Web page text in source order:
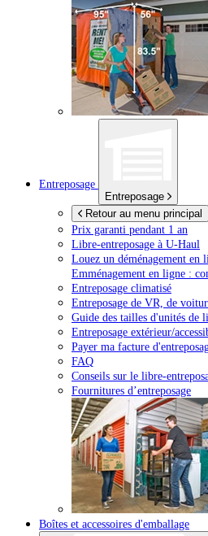
Entreposage
Entreposage
Retour au menu principal
Prix garanti pendant 1 an
Libre-entreposage à U-Haul
Louez un déménagement en
Emménagement en ligne :
Entreposage climatisé
Entreposage de VR, de
Guide des tailles d'unités de
Entreposage extérieur/
Payer ma facture
FAQ
Conseils sur le libre-
Fournitures d’entreposage
Boîtes et accessoires d'emballage